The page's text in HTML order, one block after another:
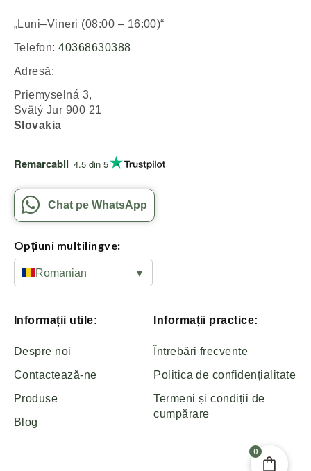
„Luni–Vineri (08:00 – 16:00)“
Telefon:40368630388
Adresă:
Priemyselná 3,
Svätý Jur 900 21
Slovakia
Remarcabil 4.5 din 5
Chat pe WhatsApp
Opțiuni multilingve:
Romanian ▼
Informații utile:
Despre noi
Contactează-ne
Produse
Blog
Informații practice:
Întrebări frecvente
Politica de confidențialitate
Termeni și condiții de
cumpărare
0